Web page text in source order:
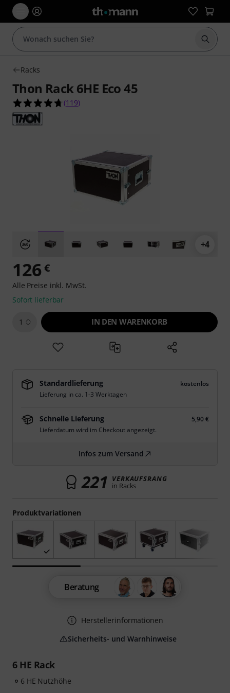
Suche
Racks
Thon Rack 6HE Eco 45
4.7 von 5 Sternen aus 119 Kundenbewertungen
(119)
+4
6 HE Rack
6 HE Nutzhöhe
Produktvariationen
126 €
Alle Preise inkl. MwSt.
Sofort lieferbar
1 IN DEN WARENKORB
Standardlieferung
kostenlos
Lieferung in ca. 1-3 Werktagen
Schnelle Lieferung
5,90 €
Lieferdatum wird im Checkout angezeigt.
Infos zum Versand
221 VERKAUFSRANG
in Racks
Beratung
Herstellerinformationen
Sicherheits- und Warnhinweise